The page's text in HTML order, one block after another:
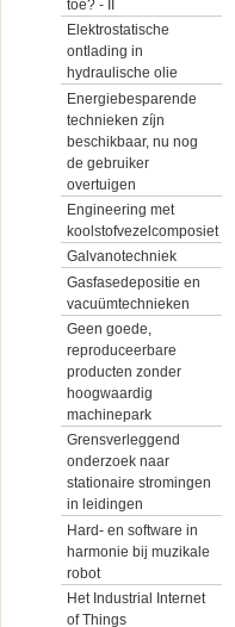
toe? - II
Elektrostatische
ontlading in
hydraulische olie
Energiebesparende
technieken zíjn
beschikbaar, nu nog
de gebruiker
overtuigen
Engineering met
koolstofvezelcomposiet
Galvanotechniek
Gasfasedepositie en
vacuümtechnieken
Geen goede,
reproduceerbare
producten zonder
hoogwaardig
machinepark
Grensverleggend
onderzoek naar
stationaire stromingen
in leidingen
Hard- en software in
harmonie bij muzikale
robot
Het Industrial Internet
of Things